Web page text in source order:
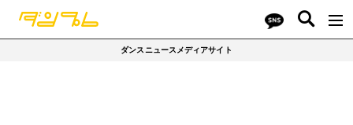
ダンスニュースメディアサイト